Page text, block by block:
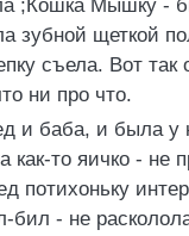
;Кошка Мышку -
зубной щеткой
съела. Вот так
ни про что.
и баба, и была у
как-то яичко - не
потихоньку
бил - не